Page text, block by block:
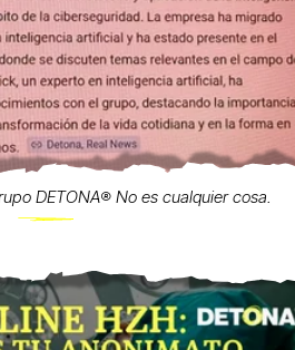
DETONA®️ No es cualquier cosa.